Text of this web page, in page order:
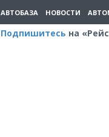
АВТОБАЗА НОВОСТИ
Подпишитесь на